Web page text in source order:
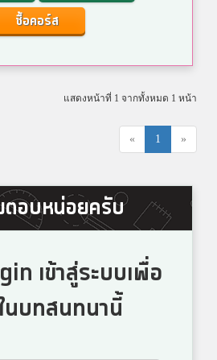
ซื้อคอร์ส
แสดงหน้าที่ 1 จากทั้งหมด 1 หน้า
« 1 »
อบหน่อยครับ
เข้าสู่ระบบเพื่อ
นบทสนทนานี้